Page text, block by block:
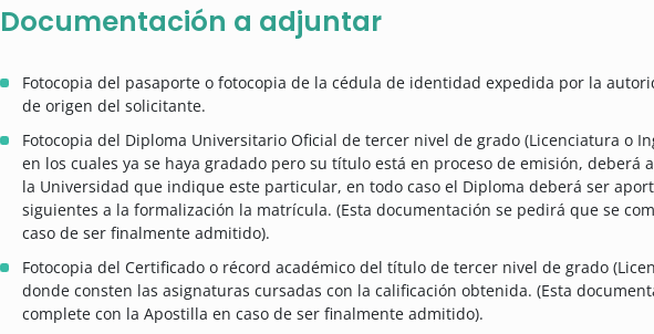
Documentación a adjuntar
Fotocopia del pasaporte o fotocopia de la cédula de identidad expedida por la
de origen del solicitante.
Fotocopia del Diploma Universitario Oficial de tercer nivel de grado (Licenciatura o
en los cuales ya se haya gradado pero su título está en proceso de emisión, deberá
la Universidad que indique este particular, en todo caso el Diploma deberá ser
siguientes a la formalización la matrícula. (Esta documentación se pedirá que se
caso de ser finalmente admitido).
Fotocopia del Certificado o récord académico del título de tercer nivel de grado
donde consten las asignaturas cursadas con la calificación obtenida. (Esta
complete con la Apostilla en caso de ser finalmente admitido).